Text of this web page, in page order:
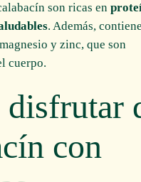
son ricas en
. Además,
y zinc, que son
cuerpo.
disfrutar
con